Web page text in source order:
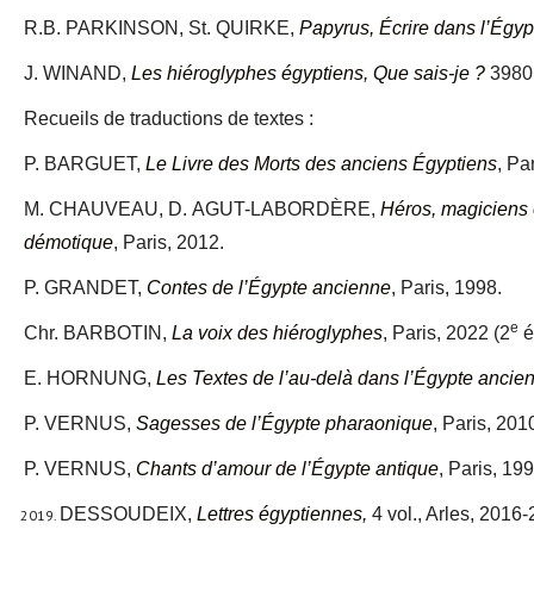
R.B. PARKINSON, St. QUIRKE, Papyrus, Écrire dans
J. WINAND, Les hiéroglyphes égyptiens, Que sais-je ?
Recueils de traductions de textes :
P. BARGUET, Le Livre des Morts des anciens Égyptiens,
M. CHAUVEAU, D. AGUT-LABORDÈRE, Héros, magiciens
démotique, Paris, 2012.
P. GRANDET, Contes de l’Égypte ancienne, Paris, 1998.
Chr. BARBOTIN, La voix des hiéroglyphes, Paris, 2022 (2e
E. HORNUNG, Les Textes de l’au-delà dans l’Égypte
P. VERNUS, Sagesses de l’Égypte pharaonique, Paris,
P. VERNUS, Chants d’amour de l’Égypte antique, Paris,
DESSOUDEIX, Lettres égyptiennes, 4 vol., Arles, 2016-